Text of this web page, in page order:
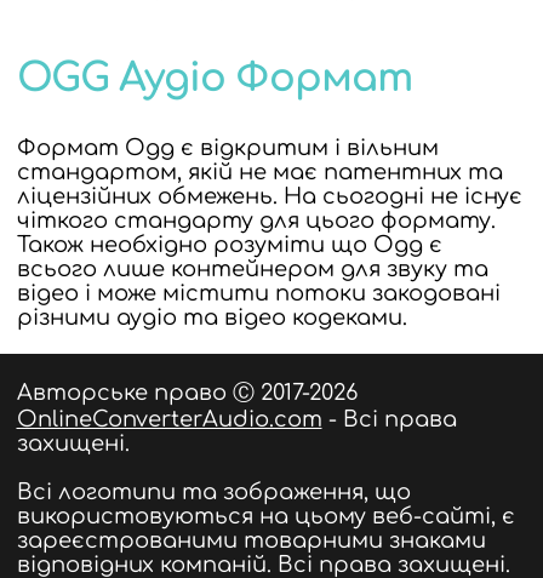
OGG Аудіо Формат
Формат Ogg є відкритим і вільним
стандартом, якій не має патентних та
ліцензійних обмежень. На сьогодні не існує
чіткого стандарту для цього формату.
Також необхідно розуміти що Ogg є
всього лише контейнером для звуку та
відео і може містити потоки закодовані
різними аудіо та відео кодеками.
Авторське право Ⓒ 2017-2026
OnlineConverterAudio.com - Всі права
захищені.
Всі логотипи та зображення, що
використовуються на цьому веб-сайті, є
зареєстрованими товарними знаками
відповідних компаній. Всі права захищені.